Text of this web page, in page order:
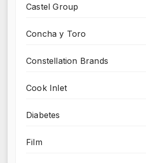
Castel Group
Concha y Toro
Constellation Brands
Cook Inlet
Diabetes
Film